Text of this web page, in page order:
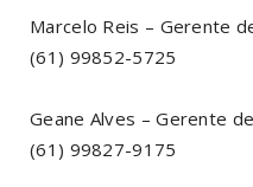
Marcelo Reis – Gerente
(61) 99852-5725
Geane Alves – Gerente
(61) 99827-9175